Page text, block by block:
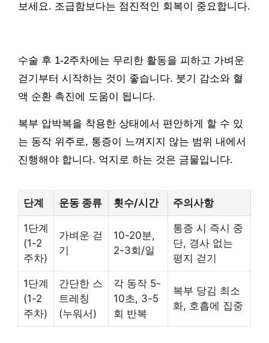
보세요. 조급함보다는 점진적인 회복이 중요합니다.
수술 후 1-2주차에는 무리한 활동을 피하고 가벼운
걷기부터 시작하는 것이 좋습니다. 붓기 감소와 혈
액 순환 촉진에 도움이 됩니다.
복부 압박복을 착용한 상태에서 편안하게 할 수 있
는 동작 위주로, 통증이 느껴지지 않는 범위 내에서
진행해야 합니다. 억지로 하는 것은 금물입니다.
단계 운동 종류 횟수/시간 주의사항
1단계
(1-2
주차)
가벼운 걷
기
10-20분,
2-3회/일
통증 시 즉시 중
단, 경사 없는
평지 걷기
1단계
(1-2
주차)
간단한 스
트레칭
(누워서)
각 동작 5-
10초, 3-5
회 반복
복부 당김 최소
화, 호흡에 집중